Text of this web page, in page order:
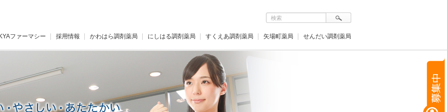
ファーマシー 採用情報 かわはら調剤薬局 にしはる調剤薬局 すくえあ調剤薬局 矢場町薬局 せんだい調剤薬局